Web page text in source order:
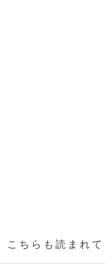
こちらも読まれて